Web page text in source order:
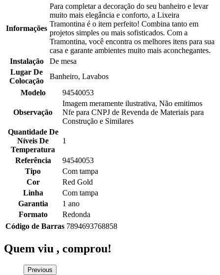
Informações
Para completar a decoração do seu banheiro e levar
muito mais elegância e conforto, a Lixeira
Tramontina é o item perfeito! Combina tanto em
projetos simples ou mais sofisticados. Com a
Tramontina, você encontra os melhores itens para sua
casa e garante ambientes muito mais aconchegantes.
Instalação
De mesa
Lugar De
Colocação
Banheiro, Lavabos
Modelo
94540053
Observação
Imagem meramente ilustrativa, Não emitimos
Nfe para CNPJ de Revenda de Materiais para
Construção e Similares
Quantidade De
Níveis De
Temperatura
1
Referência
94540053
Tipo
Com tampa
Cor
Red Gold
Linha
Com tampa
Garantia
1 ano
Formato
Redonda
Código de Barras 7894693768858
Quem viu , comprou!
Previous